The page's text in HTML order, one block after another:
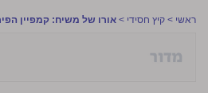
ראשי > קיץ חסידי > אורו של משיח: קמפיין